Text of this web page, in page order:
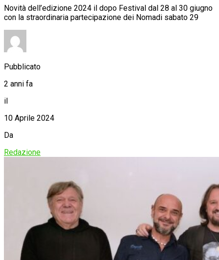
Novità dell’edizione 2024 il dopo Festival dal 28 al 30 giugno
con la straordinaria partecipazione dei Nomadi sabato 29
Pubblicato
2 anni fa
il
10 Aprile 2024
Da
Redazione